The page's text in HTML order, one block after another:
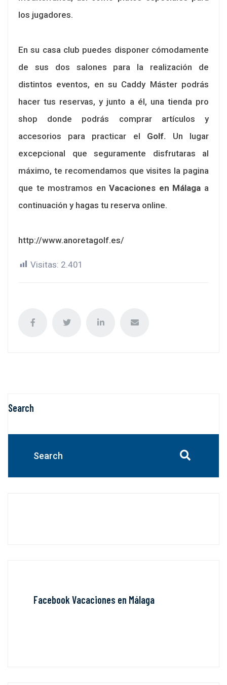
los jugadores.
En su casa club puedes disponer cómodamente
de sus dos salones para la realización de
distintos eventos, en su Caddy Máster podrás
hacer tus reservas, y junto a él, una tienda pro
shop donde podrás comprar artículos y
accesorios para practicar el Golf. Un lugar
excepcional que seguramente disfrutaras al
máximo, te recomendamos que visites la pagina
que te mostramos enVacaciones en Málaga a
continuación y hagas tu reserva online.
http://www.anoretagolf.es/
Visitas: 2.401
Search
Facebook Vacaciones en Málaga